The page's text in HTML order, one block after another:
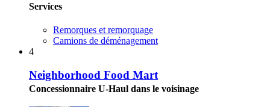
Services
Remorques et remorquage
Camions de déménagement
4
Neighborhood Food Mart
Concessionnaire U-Haul dans le voisinage